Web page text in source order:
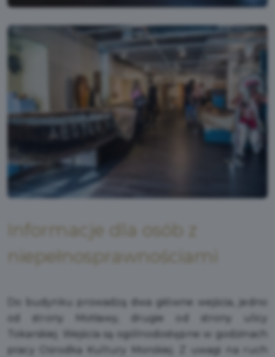
Informacje dla osób z
niepełnosprawnościami
Do budynku prowadzą dwa główne wejścia, jedno
od strony Motławy, drugie od strony ulicy
Tokarskiej. Wejścia są ogólnodostępne w godzinach
pracy Ośrodka Kultury Morskiej. Z uwagi na ruch